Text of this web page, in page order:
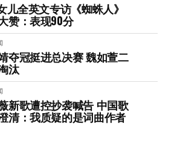
儿全英文专访《蜘蛛人》
赞：表现90分
夺冠挺进总决赛 魏如萱二
汰
新歌遭控抄袭喊告 中国歌
清：我质疑的是词曲作者